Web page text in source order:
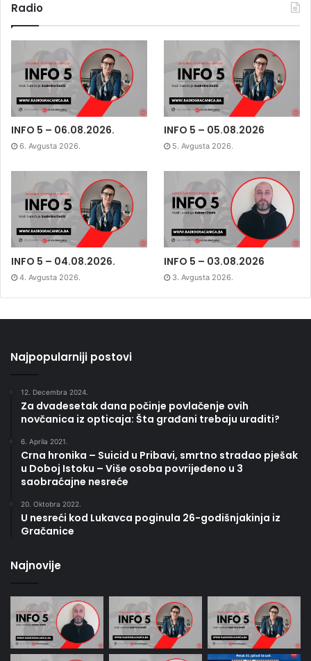
Radio
INFO 5 – 06.08.2026.
6. Avgusta 2026.
INFO 5 – 05.08.2026
5. Avgusta 2026.
INFO 5 – 04.08.2026.
4. Avgusta 2026.
INFO 5 – 03.08.2026
3. Avgusta 2026.
Najpopularniji postovi
12. Decembra 2024.
Za dvadesetak dana počinje povlačenje ovih
novčanica iz opticaja: Šta građani trebaju uraditi?
6. Aprila 2021.
Crna hronika – Suicid u Pribavi, smrtno stradao pješak
u Doboj Istoku – Više osoba povrijeđeno u 3
saobraćajne nesreće
20. Oktobra 2022.
U nesreći kod Lukavca poginula 26-godišnjakinja iz
Gračanice
Najnovije